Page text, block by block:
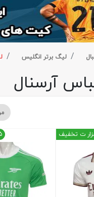
لیگ برتر انگلیس
آرسنال